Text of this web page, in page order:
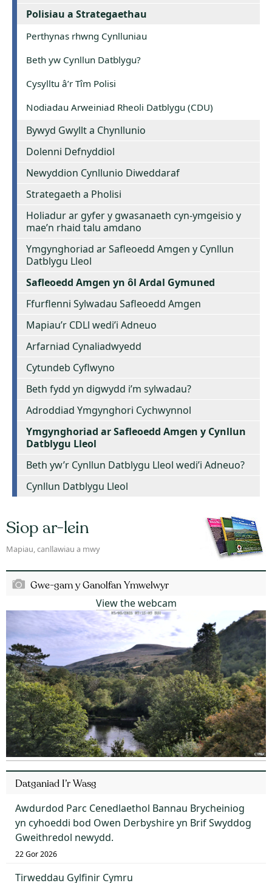
Polisiau a Strategaethau
Perthynas rhwng Cynlluniau
Beth yw Cynllun Datblygu?
Cysylltu â’r Tîm Polisi
Nodiadau Arweiniad Rheoli Datblygu (CDU)
Bywyd Gwyllt a Chynllunio
Dolenni Defnyddiol
Newyddion Cynllunio Diweddaraf
Strategaeth a Pholisi
Holiadur ar gyfer y gwasanaeth cyn-ymgeisio y
mae’n rhaid talu amdano
Ymgynghoriad ar Safleoedd Amgen y Cynllun
Datblygu Lleol
Safleoedd Amgen yn ôl Ardal Gymuned
Ffurflenni Sylwadau Safleoedd Amgen
Mapiau’r CDLl wedi’i Adneuo
Arfarniad Cynaliadwyedd
Cytundeb Cyflwyno
Beth fydd yn digwydd i’m sylwadau?
Adroddiad Ymgynghori Cychwynnol
Ymgynghoriad ar Safleoedd Amgen y Cynllun
Datblygu Lleol
Beth yw’r Cynllun Datblygu Lleol wedi’i Adneuo?
Cynllun Datblygu Lleol
Siop ar-lein
Mapiau, canllawiau a mwy
Gwe-gam y Ganolfan Ymwelwyr
View the webcam
Datganiad I’r Wasg
Awdurdod Parc Cenedlaethol Bannau Brycheiniog
yn cyhoeddi bod Owen Derbyshire yn Brif Swyddog
Gweithredol newydd.
22 Gor 2026
Tirweddau Gylfinir Cymru